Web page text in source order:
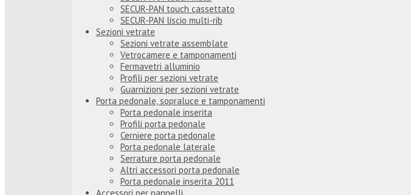
SECUR-PAN touch cassettato
SECUR-PAN liscio multi-rib
Sezioni vetrate
Sezioni vetrate assemblate
Vetrocamere e tamponamenti
Fermavetri alluminio
Profili per sezioni vetrate
Guarnizioni per sezioni vetrate
Porta pedonale, sopraluce e tamponamenti
Porta pedonale inserita
Profili porta pedonale
Cerniere porta pedonale
Porta pedonale laterale
Serrature porta pedonale
Altri accessori porta pedonale
Porta pedonale inserita 2011